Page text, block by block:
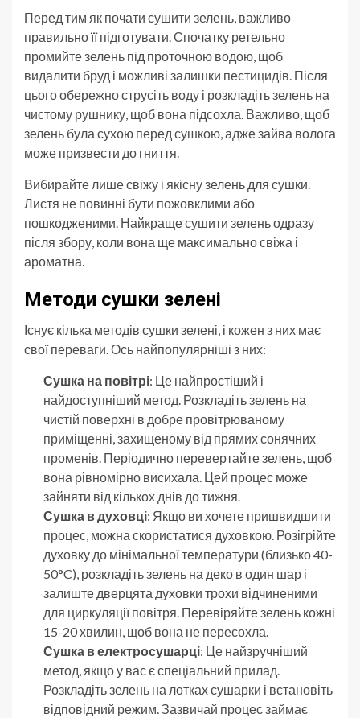
Перед тим як почати сушити зелень, важливо
правильно її підготувати. Спочатку ретельно
промийте зелень під проточною водою, щоб
видалити бруд і можливі залишки пестицидів. Після
цього обережно струсіть воду і розкладіть зелень на
чистому рушнику, щоб вона підсохла. Важливо, щоб
зелень була сухою перед сушкою, адже зайва волога
може призвести до гниття.
Вибирайте лише свіжу і якісну зелень для сушки.
Листя не повинні бути пожовклими або
пошкодженими. Найкраще сушити зелень одразу
після збору, коли вона ще максимально свіжа і
ароматна.
Методи сушки зелені
Існує кілька методів сушки зелені, і кожен з них має
свої переваги. Ось найпопулярніші з них:
Сушка на повітрі: Це найпростіший і
найдоступніший метод. Розкладіть зелень на
чистій поверхні в добре провітрюваному
приміщенні, захищеному від прямих сонячних
променів. Періодично перевертайте зелень, щоб
вона рівномірно висихала. Цей процес може
зайняти від кількох днів до тижня.
Сушка в духовці: Якщо ви хочете пришвидшити
процес, можна скористатися духовкою. Розігрійте
духовку до мінімальної температури (близько 40-
50°C), розкладіть зелень на деко в один шар і
залиште дверцята духовки трохи відчиненими
для циркуляції повітря. Перевіряйте зелень кожні
15-20 хвилин, щоб вона не пересохла.
Сушка в електросушарці: Це найзручніший
метод, якщо у вас є спеціальний прилад.
Розкладіть зелень на лотках сушарки і встановіть
відповідний режим. Зазвичай процес займає